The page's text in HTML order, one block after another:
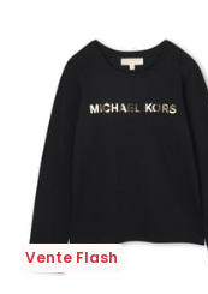
Vente Flash